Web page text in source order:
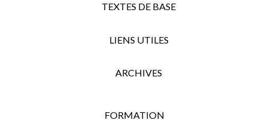
TEXTES DE BASE
LIENS UTILES
ARCHIVES
FORMATION